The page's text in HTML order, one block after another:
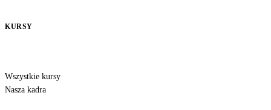
KURSY
Wszystkie kursy
Nasza kadra